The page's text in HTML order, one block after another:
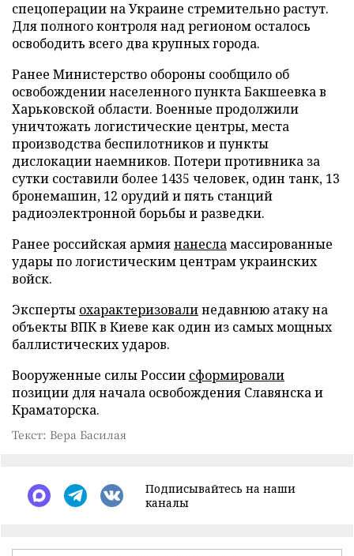
спецоперации на Украине стремительно растут.
Для полного контроля над регионом осталось
освободить всего два крупных города.
Ранее Министерство обороны сообщило об
освобождении населенного пункта Бакшеевка в
Харьковской области. Военные продолжили
уничтожать логистические центры, места
производства беспилотников и пункты
дислокации наемников. Потери противника за
сутки составили более 1435 человек, один танк, 13
бронемашин, 12 орудий и пять станций
радиоэлектронной борьбы и разведки.
Ранее российская армиянанесламассированные
удары по логистическим центрам украинских
войск.
Эксперты охарактеризовалинедавнюю атаку на
объекты ВПК в Киеве как один из самых мощных
баллистических ударов.
Вооруженные силы России сформировали
позиции для начала освобождения Славянска и
Краматорска.
Текст: Вера Басилая
Подписывайтесь на наши
каналы